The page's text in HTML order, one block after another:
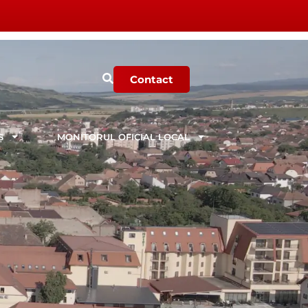
Contact
MONITORUL OFICIAL LOCAL